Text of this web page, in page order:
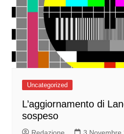
Uncategorized
L’aggiornamento di
sospeso